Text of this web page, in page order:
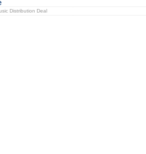
Distribution Deal